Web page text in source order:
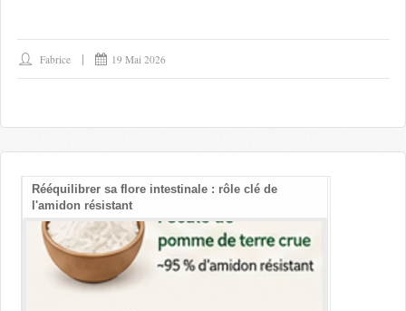
Fabrice 19 Mai 2026
Rééquilibrer sa flore intestinale : rôle clé de
l'amidon résistant